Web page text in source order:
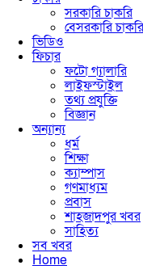
সরকারি চাকরি
বেসরকারি চাকরি
ভিডিও
ফিচার
ফটো গ্যালারি
লাইফস্টাইল
তথ্য প্রযুক্তি
বিজ্ঞান
অন্যান্য
ধর্ম
শিক্ষা
ক্যাম্পাস
গণমাধ্যম
প্রবাস
শাহজাদপুর খবর
সাহিত্য
সব খবর
Home